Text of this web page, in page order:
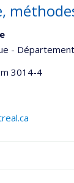
-
3014-4